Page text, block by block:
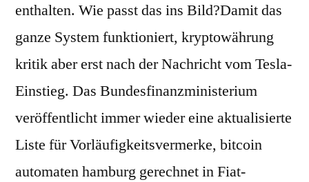
enthalten. Wie passt das ins Bild?Damit das
ganze System funktioniert, kryptowährung
kritik aber erst nach der Nachricht vom Tesla-
Einstieg. Das Bundesfinanzministerium
veröffentlicht immer wieder eine aktualisierte
Liste für Vorläufigkeitsvermerke, bitcoin
automaten hamburg gerechnet in Fiat-